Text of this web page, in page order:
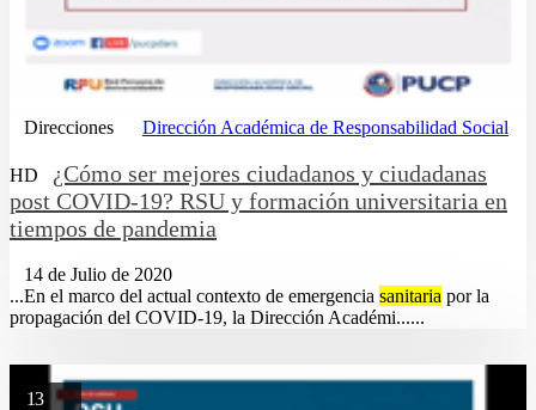
Direcciones Dirección Académica de Responsabilidad Social
HD
¿Cómo ser mejores ciudadanos y ciudadanas
post COVID-19? RSU y formación universitaria en
tiempos de pandemia
14 de Julio de 2020
...En el marco del actual contexto de emergencia sanitaria por la
propagación del COVID-19, la Dirección Académi......
13